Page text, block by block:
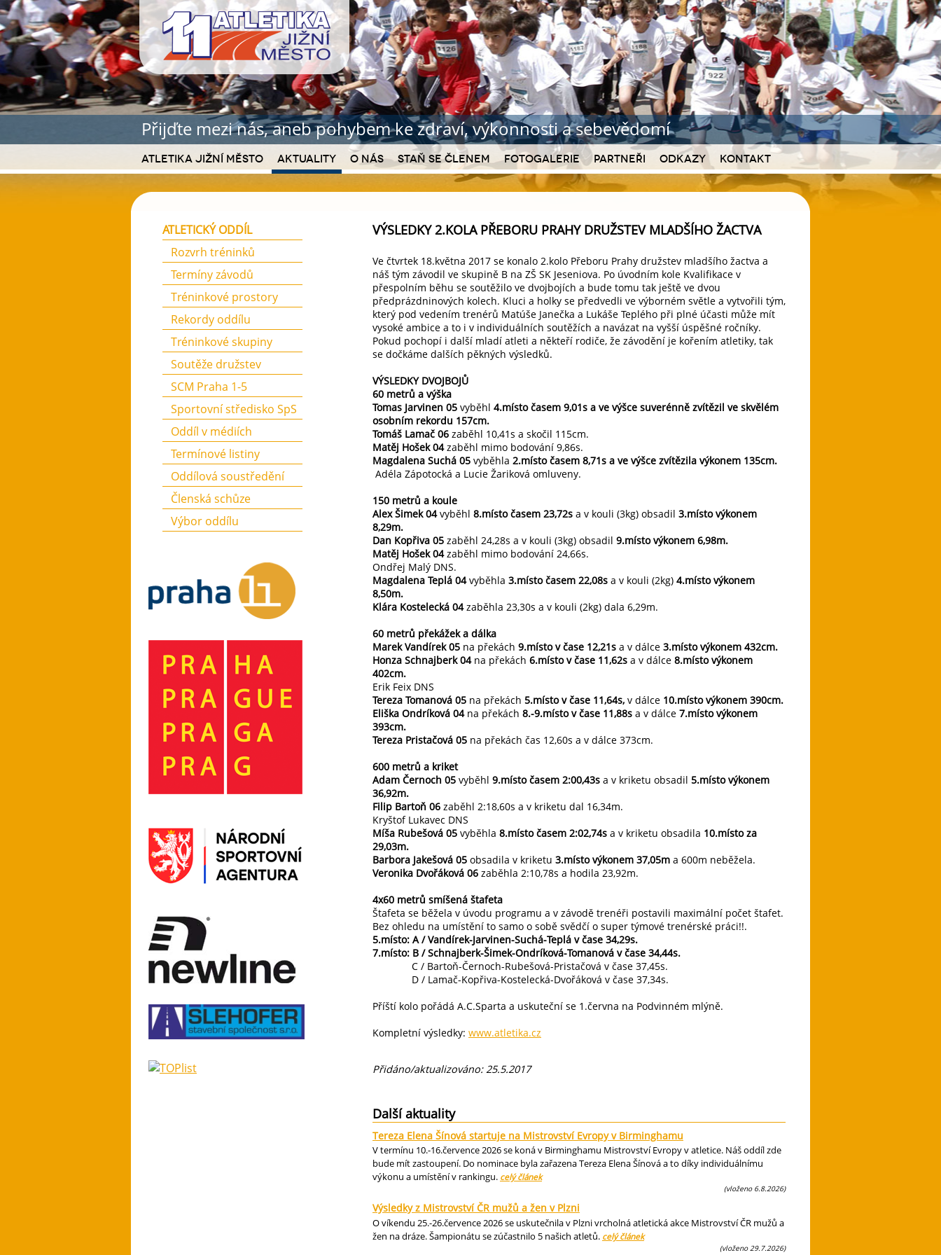
Přijďte mezi nás, aneb pohybem ke zdraví, výkonnosti a sebevědomí
Atletika Jižní Město Aktuality O nás Staň se členem Fotogalerie Partneři Odkazy Kontakt
VÝSLEDKY 2.KOLA PŘEBORU PRAHY DRUŽSTEV MLADŠÍHO ŽACTVA
Ve čtvrtek 18.května 2017 se konalo 2.kolo Přeboru Prahy družstev mladšího žactva a
náš tým závodil ve skupině B na ZŠ SK Jeseniova. Po úvodním kole Kvalifikace v
přespolním běhu se soutěžilo ve dvojbojích a bude tomu tak ještě ve dvou
předprázdninových kolech. Kluci a holky se předvedli ve výborném světle a vytvořili tým,
který pod vedením trenérů Matúše Janečka a Lukáše Teplého při plné účasti může mít
vysoké ambice a to i v individuálních soutěžích a navázat na vyšší úspěšné ročníky.
Pokud pochopí i další mladí atleti a někteří rodiče, že závodění je kořením atletiky, tak
se dočkáme dalších pěkných výsledků.
VÝSLEDKY DVOJBOJŮ
60 metrů a výška
Tomas Jarvinen 05 vyběhl 4.místo časem 9,01s a ve výšce suverénně zvítězil ve skvělém
osobním rekordu 157cm.
Tomáš Lamač 06 zaběhl 10,41s a skočil 115cm.
Matěj Hošek 04zaběhl mimo bodování 9,86s.
Magdalena Suchá 05 vyběhla 2.místo časem 8,71s a ve výšce zvítězila výkonem 135cm.
Adéla Zápotocká a Lucie Žariková omluveny.
150 metrů a koule
Alex Šimek 04vyběhl 8.místo časem 23,72s a v kouli (3kg) obsadil 3.místo výkonem
8,29m.
Dan Kopřiva 05 zaběhl 24,28s a v kouli (3kg) obsadil 9.místo výkonem 6,98m.
Matěj Hošek 04zaběhl mimo bodování 24,66s.
Ondřej Malý DNS.
Magdalena Teplá 04vyběhla 3.místo časem 22,08s a v kouli (2kg) 4.místo výkonem
8,50m.
Klára Kostelecká 04zaběhla 23,30s a v kouli (2kg) dala 6,29m.
60 metrů překážek a dálka
Marek Vandírek 05 na překách 9.místo v čase 12,21s a v dálce 3.místo výkonem 432cm.
Honza Schnajberk 04 na překách 6.místo v čase 11,62s a v dálce 8.místo výkonem
402cm.
Erik Feix DNS
Tereza Tomanová 05 na překách 5.místo v čase 11,64s, v dálce 10.místo výkonem 390cm.
Eliška Ondríková 04 na překách 8.-9.místo v čase 11,88s a v dálce 7.místo výkonem
393cm.
Tereza Pristačová 05 na překách čas 12,60s a v dálce 373cm.
600 metrů a kriket
Adam Černoch 05 vyběhl 9.místo časem 2:00,43s a v kriketu obsadil 5.místo výkonem
36,92m.
Filip Bartoň 06 zaběhl 2:18,60s a v kriketu dal 16,34m.
Kryštof Lukavec DNS
Míša Rubešová 05 vyběhla 8.místo časem 2:02,74s a v kriketu obsadila 10.místo za
29,03m.
Barbora Jakešová 05 obsadila v kriketu 3.místo výkonem 37,05m a 600m neběžela.
Veronika Dvořáková 06 zaběhla 2:10,78s a hodila 23,92m.
4x60 metrů smíšená štafeta
Štafeta se běžela v úvodu programu a v závodě trenéři postavili maximální počet štafet.
Bez ohledu na umístění to samo o sobě svědčí o super týmové trenérské práci!!.
5.místo: A / Vandírek-Jarvinen-Suchá-Teplá v čase 34,29s.
7.místo: B / Schnajberk-Šimek-Ondríková-Tomanová v čase 34,44s.
C / Bartoň-Černoch-Rubešová-Pristačová v čase 37,45s.
D / Lamač-Kopřiva-Kostelecká-Dvořáková v čase 37,34s.
Příští kolo pořádá A.C.Sparta a uskuteční se 1.června na Podvinném mlýně.
Kompletní výsledky: www.atletika.cz
Přidáno/aktualizováno: 25.5.2017
Další aktuality
Tereza Elena Šínová startuje na Mistrovství Evropy v Birminghamu
V termínu 10.-16.července 2026 se koná v Birminghamu Mistrovství Evropy v atletice. Náš oddíl zde
bude mít zastoupení. Do nominace byla zařazena Tereza Elena Šínová a to díky individuálnímu
výkonu a umístění v rankingu. celý článek
(vloženo 6.8.2026)
Výsledky z Mistrovství ČR mužů a žen v Plzni
O víkendu 25.-26.července 2026 se uskutečnila v Plzni vrcholná atletická akce Mistrovství ČR mužů a
žen na dráze. Šampionátu se zúčastnilo 5 našich atletů. celý článek
(vloženo 29.7.2026)
ATLETICKÝ ODDÍL
Rozvrh tréninků
Termíny závodů
Tréninkové prostory
Rekordy oddílu
Tréninkové skupiny
Soutěže družstev
SCM Praha 1-5
Sportovní středisko SpS
Oddíl v médiích
Termínové listiny
Oddílová soustředění
Členská schůze
Výbor oddílu